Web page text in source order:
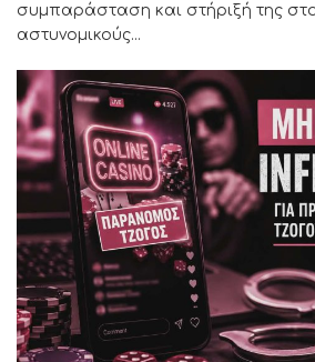
συμπαράσταση και στήριξή της
αστυνομικούς...